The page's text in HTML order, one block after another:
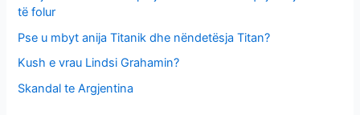
të folur
Pse u mbyt anija Titanik dhe nëndetësja Titan?
Kush e vrau Lindsi Grahamin?
Skandal te Argjentina